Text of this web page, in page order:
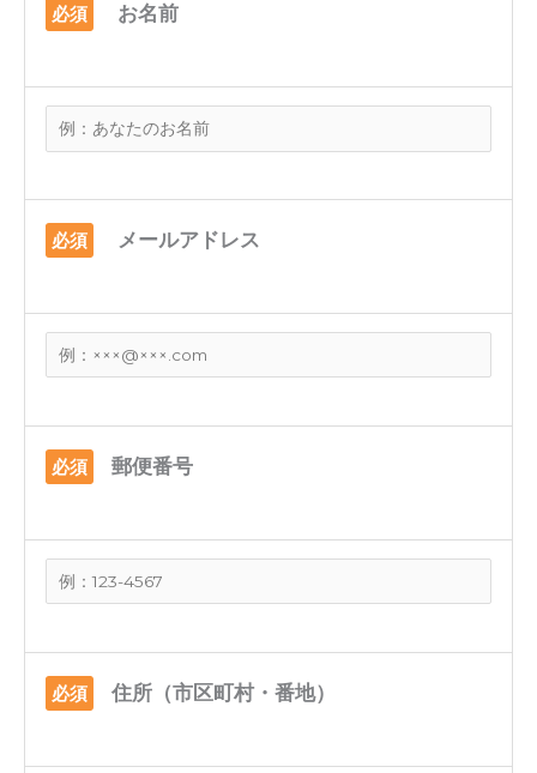
必須 お名前
必須 メールアドレス
必須 郵便番号
必須 住所（市区町村・番地）